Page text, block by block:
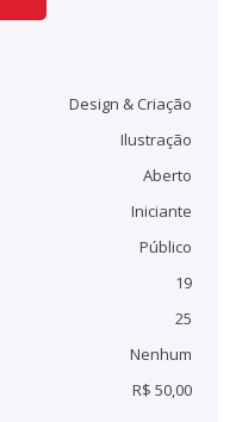
Design & Criação
Ilustração
Aberto
Iniciante
Público
19
25
Nenhum
R$ 50,00